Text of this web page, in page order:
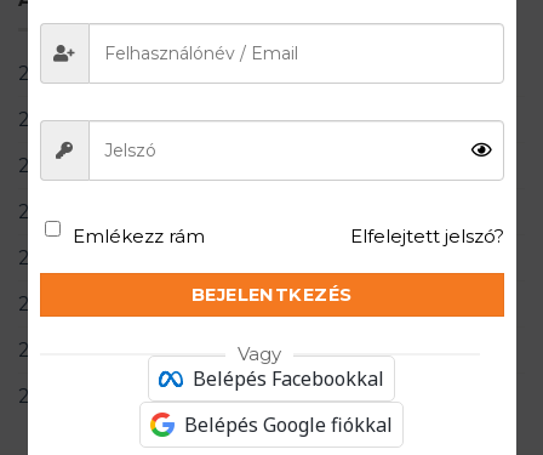
2026. augusztus
2026. július
2026. március
2025. november
2025. május
2025. március
2024. augusztus
2024. június
Emlékezz rám Elfelejtett jelszó?
BEJELENTKEZÉS
Vagy
Belépés Facebookkal
Belépés Google fiókkal